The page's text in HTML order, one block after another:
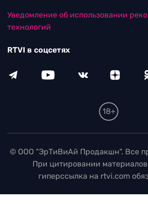
Уведомление об использовании
технологий
RTVI в соцсетях
18+
© ООО "ЭрТиВиАй Продакшн". Все
При цитировании
гиперссылка на rtvi.com